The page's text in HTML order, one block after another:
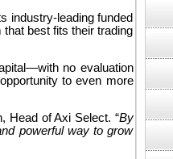
industry-leading funded
best fits their trading
no evaluation
to even more
Head of Axi Select. “By
powerful way to grow